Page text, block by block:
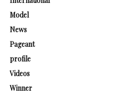
Model
News
Pageant
profile
Videos
Winner